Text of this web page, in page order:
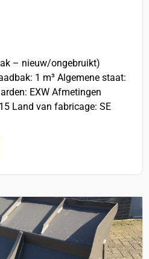
– nieuw/ongebruikt)
1 m³ Algemene staat:
Land van fabricage: SE